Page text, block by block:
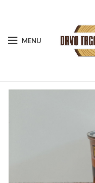
MENU